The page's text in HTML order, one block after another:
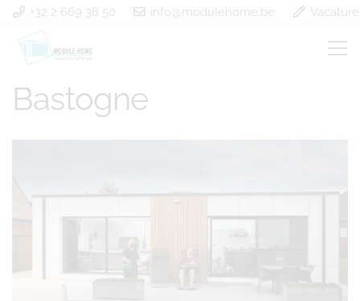
+32 2 669 36 50 info@modulehome.be
Construction à ossature
Bastogne